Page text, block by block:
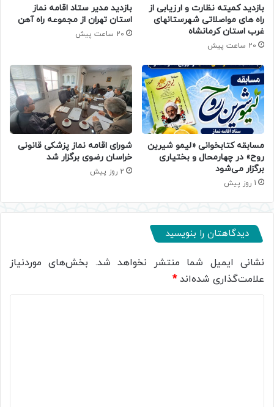
بازدید کمیته نظارت و ارزیابی از
راه های مواصلاتی شهرستانهای
غرب استان کرمانشاه
20 ساعت پیش
بازدید مدیر ستاد اقامه نماز
استان تهران از مجموعه راه آهن
20 ساعت پیش
مسابقه کتابخوانی «لیمو شیرین
روح» در چهارمحال و بختیاری
برگزار می‌شود
1 روز پیش
شورای اقامه نماز پزشکی قانونی
خراسان رضوی برگزار شد
2 روز پیش
دیدگاهتان را بنویسید
نشانی ایمیل شما منتشر نخواهد شد. بخش‌های موردنیاز
علامت‌گذاری شده‌اند*